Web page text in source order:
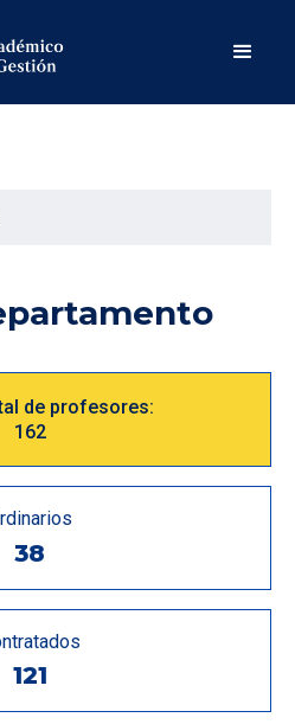
de profesores:
162
38
121